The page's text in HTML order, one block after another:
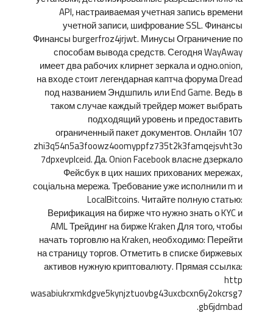
API, настраиваемая учетная запись времени
учетной записи, шифрование SSL. Финансы
Финансы burgerfroz4jrjwt. Минусы Ограничение по
способам вывода средств. Сегодня WayAway
имеет два рабочих клирнет зеркала и одно.onion,
на входе стоит легендарная каптча форума Dread
под названием Эндшпиль или End Game. Ведь в
таком случае каждый трейдер может выбрать
подходящий уровень и предоставить
ограниченный пакет документов. Онлайн 107
zhi3q54n5a3foowz4oomyppfz735t2k3famqejsvht3o
7dpxevplceid. Да. Onion Facebook власне дзеркало
Фейсбук в цих наших прихованих мережах,
соціальна мережа. Требование уже исполнили m и
LocalBitcoins. Читайте полную статью:
Верификация на бирже что нужно знать о KYC и
AML Трейдинг на бирже Kraken Для того, чтобы
начать торговлю на Kraken, необходимо: Перейти
на страницу торгов. Отметить в списке биржевых
активов нужную криптовалюту. Прямая ссылка:
http
wasabiukrxmkdgve5kynjztuovbg43uxcbcxn6y2okcrsg7
gb6jdmbad.